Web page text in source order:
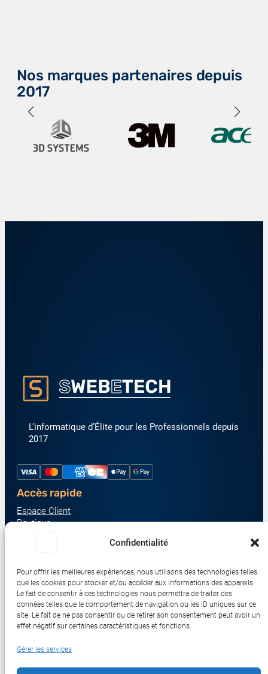
Confidentialité
Pour offrir les meilleures expériences, nous utilisons des technologies telles
que les cookies pour stocker et/ou accéder aux informations des appareils.
Le fait de consentir à ces technologies nous permettra de traiter des
données telles que le comportement de navigation ou les ID uniques sur ce
site. Le fait de ne pas consentir ou de retirer son consentement peut avoir un
effet négatif sur certaines caractéristiques et fonctions.
Gérer les services
Nos marques partenaires depuis
2017
L’informatique d’Élite pour les Professionnels depuis
2017
Accès rapide
Espace Client
Boutique
À propos
Nous contacter
Écrans & Moniteurs
Serveurs & Stockage
Impression & Consommables
Ordinateurs & Tablettes
Réseau & IoT